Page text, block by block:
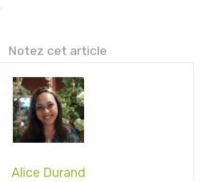
Notez cet article
Alice Durand